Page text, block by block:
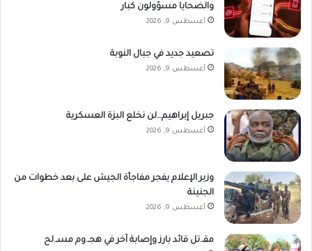
والضحايا مسؤولون كبار
أغسطس 9, 2026
تصعيد جديد في جبال النوبة
أغسطس 9, 2026
جبريل إبراهيم…لن نخلع البزة العسكرية
أغسطس 9, 2026
وزير الإعلام يفجر مفاجأة الجيش على بعد خطوات من
الجنينة
أغسطس 9, 2026
مقـ.تل قائد بارز وإصابة آخر في هجـ.وم مسـ.لح